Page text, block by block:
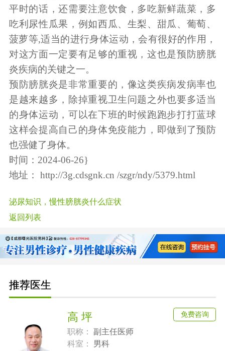
平时的话，还需要注意饮食，多吃新鲜蔬菜，多
吃利尿性瓜果，例如西瓜、生梨、甜瓜、葡萄、
菠萝等,适当的进行身体运动，会有很好的作用，
对这方面一定要有足够的重视，这也是预防膀胱
炎疾病的关键之一。
预防膀胱炎是非常重要的，像这类疾病发病率也
是越来越多，除掉重视卫生问题之外也要多适当
的身体运动，可以在下班的时候跑跑步打打蓝球
这样会提高自己的身体免疫能力，即做到了预防
也强健了身体。
时间：2024-06-26}
地址：
http://3g.cdsgnk.cn /szgr/ndy/5379.html
泌尿知识，慢性膀胱炎什么症状
返回列表
推荐医生
高 坪
职称：
副主任医师
科室：
男科
免费咨询